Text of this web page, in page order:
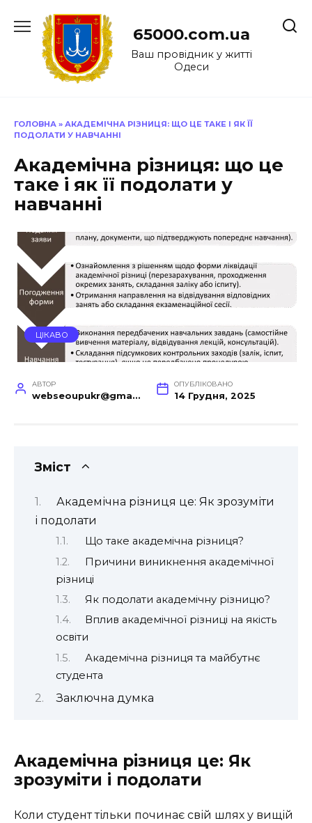
до
65000.com.ua
Ваш провідник у житті
Одеси
ГОЛОВНА » АКАДЕМІЧНА РІЗНИЦЯ: ЩО ЦЕ ТАКЕ І ЯК ЇЇ
ПОДОЛАТИ У НАВЧАННІ
Академічна різниця: що це
таке і як її подолати у
навчанні
ЦІКАВО
АВТОР
webseoupukr@gmail.com
ОПУБЛІКОВАНО
14 Грудня, 2025
Зміст
Академічна різниця це: Як зрозуміти
і подолати
Що таке академічна різниця?
Причини виникнення академічної
різниці
Як подолати академічну різницю?
Вплив академічної різниці на якість
освіти
Академічна різниця та майбутнє
студента
Заключна думка
Академічна різниця це: Як
зрозуміти і подолати
Коли студент тільки починає свій шлях у вищій